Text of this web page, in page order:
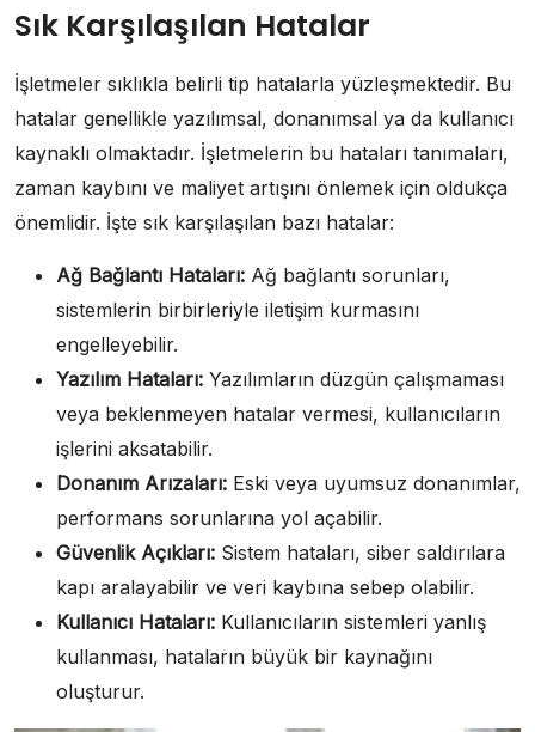
Sık Karşılaşılan Hatalar
İşletmeler sıklıkla belirli tip hatalarla yüzleşmektedir. Bu
hatalar genellikle yazılımsal, donanımsal ya da kullanıcı
kaynaklı olmaktadır. İşletmelerin bu hataları tanımaları,
zaman kaybını ve maliyet artışını önlemek için oldukça
önemlidir. İşte sık karşılaşılan bazı hatalar:
Ağ Bağlantı Hataları: Ağ bağlantı sorunları,
sistemlerin birbirleriyle iletişim kurmasını
engelleyebilir.
Yazılım Hataları: Yazılımların düzgün çalışmaması
veya beklenmeyen hatalar vermesi, kullanıcıların
işlerini aksatabilir.
Donanım Arızaları: Eski veya uyumsuz donanımlar,
performans sorunlarına yol açabilir.
Güvenlik Açıkları: Sistem hataları, siber saldırılara
kapı aralayabilir ve veri kaybına sebep olabilir.
Kullanıcı Hataları: Kullanıcıların sistemleri yanlış
kullanması, hataların büyük bir kaynağını
oluşturur.